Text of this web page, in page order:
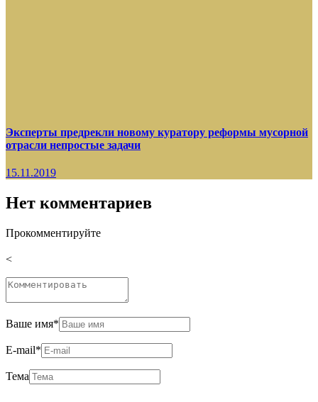
Эксперты предрекли новому куратору реформы мусорной
отрасли непростые задачи
15.11.2019
Нет комментариев
Прокомментируйте
<
Ваше имя*
E-mail*
Тема